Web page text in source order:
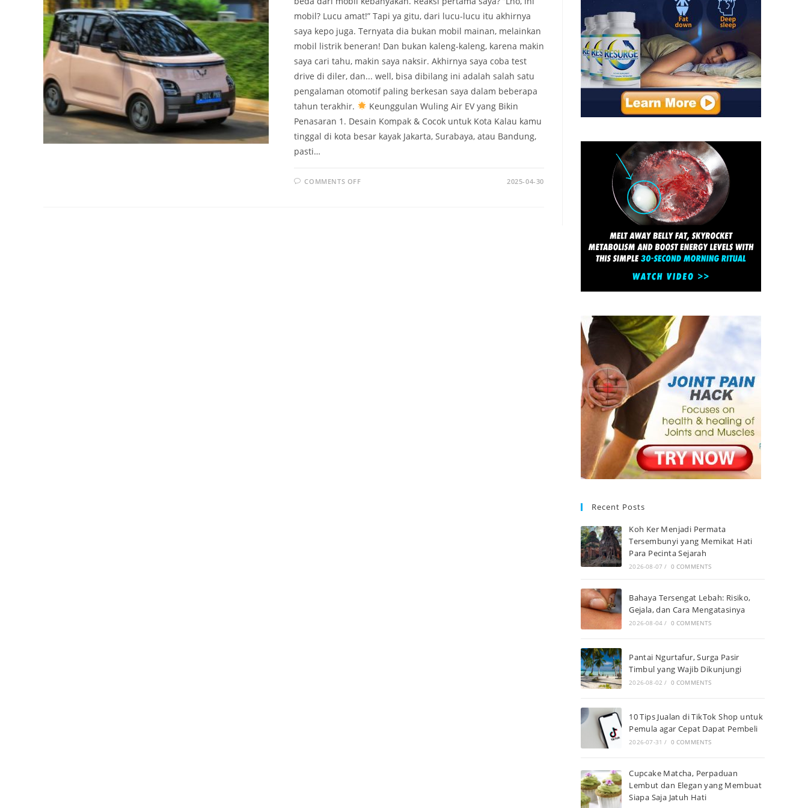
mobil? Lucu amat!” Tapi ya gitu, dari lucu-lucu itu akhirnya
saya kepo juga. Ternyata dia bukan mobil mainan, melainkan
mobil listrik beneran! Dan bukan kaleng-kaleng, karena makin
saya cari tahu, makin saya naksir. Akhirnya saya coba test
drive di diler, dan... well, bisa dibilang ini adalah salah satu
pengalaman otomotif paling berkesan saya dalam beberapa
tahun terakhir.
Keunggulan Wuling Air EV yang Bikin
Penasaran 1. Desain Kompak & Cocok untuk Kota Kalau kamu
tinggal di kota besar kayak Jakarta, Surabaya, atau Bandung,
pasti…
COMMENTS OFFON 2025-04-30
Recent Posts
Koh Ker Menjadi Permata
Tersembunyi yang Memikat Hati
Para Pecinta Sejarah
2026-08-07 / 0 COMMENTS
Bahaya Tersengat Lebah: Risiko,
Gejala, dan Cara Mengatasinya
2026-08-04 / 0 COMMENTS
Pantai Ngurtafur, Surga Pasir
Timbul yang Wajib Dikunjungi
2026-08-02 / 0 COMMENTS
10 Tips Jualan di TikTok Shop untuk
Pemula agar Cepat Dapat Pembeli
2026-07-31 / 0 COMMENTS
Cupcake Matcha, Perpaduan
Lembut dan Elegan yang Membuat
Siapa Saja Jatuh Hati